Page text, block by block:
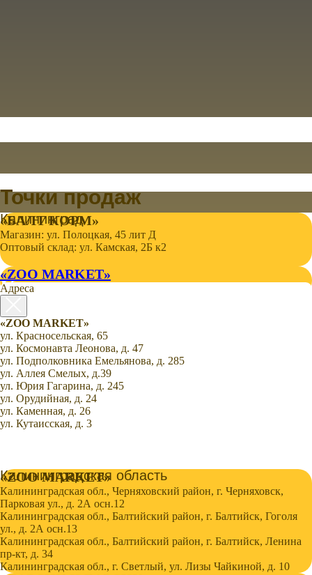
Каталог товаров для кошек
и собак
Точки продаж
Калининград
«БАЛТ КОРМ»
Магазин: ул. Полоцкая, 45 лит Д
Оптовый склад: ул. ​Камская, 2Б к2
«ZOO MARKET»
Адреса
«ZOO MARKET»
ул. Красносельская, 65
ул. Космонавта Леонова, д. 47
ул. Подполковника Емельянова, д. 285
ул. Аллея Смелых, д.39
ул. Юрия Гагарина, д. 245
ул. Орудийная, д. 24
ул. Каменная, д. 26
ул. Кутаисская, д. 3
Калининградская область
«ZOO MARKET»
Калининградская обл., Черняховский район, г. Черняховск,
Парковая ул., д. 2А осн.12
Калининградская обл., Балтийский район, г. Балтийск, Гоголя
ул., д. 2А осн.13
Калининградская обл., Балтийский район, г. Балтийск, Ленина
пр-кт, д. 34
Калининградская обл., г. Светлый, ул. Лизы Чайкиной, д. 10